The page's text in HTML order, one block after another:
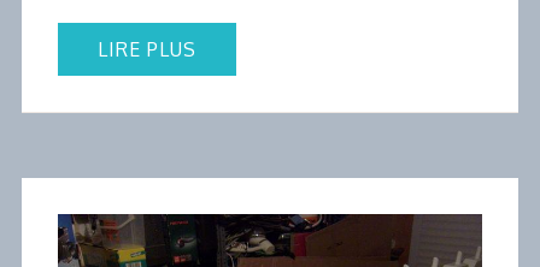
LIRE PLUS